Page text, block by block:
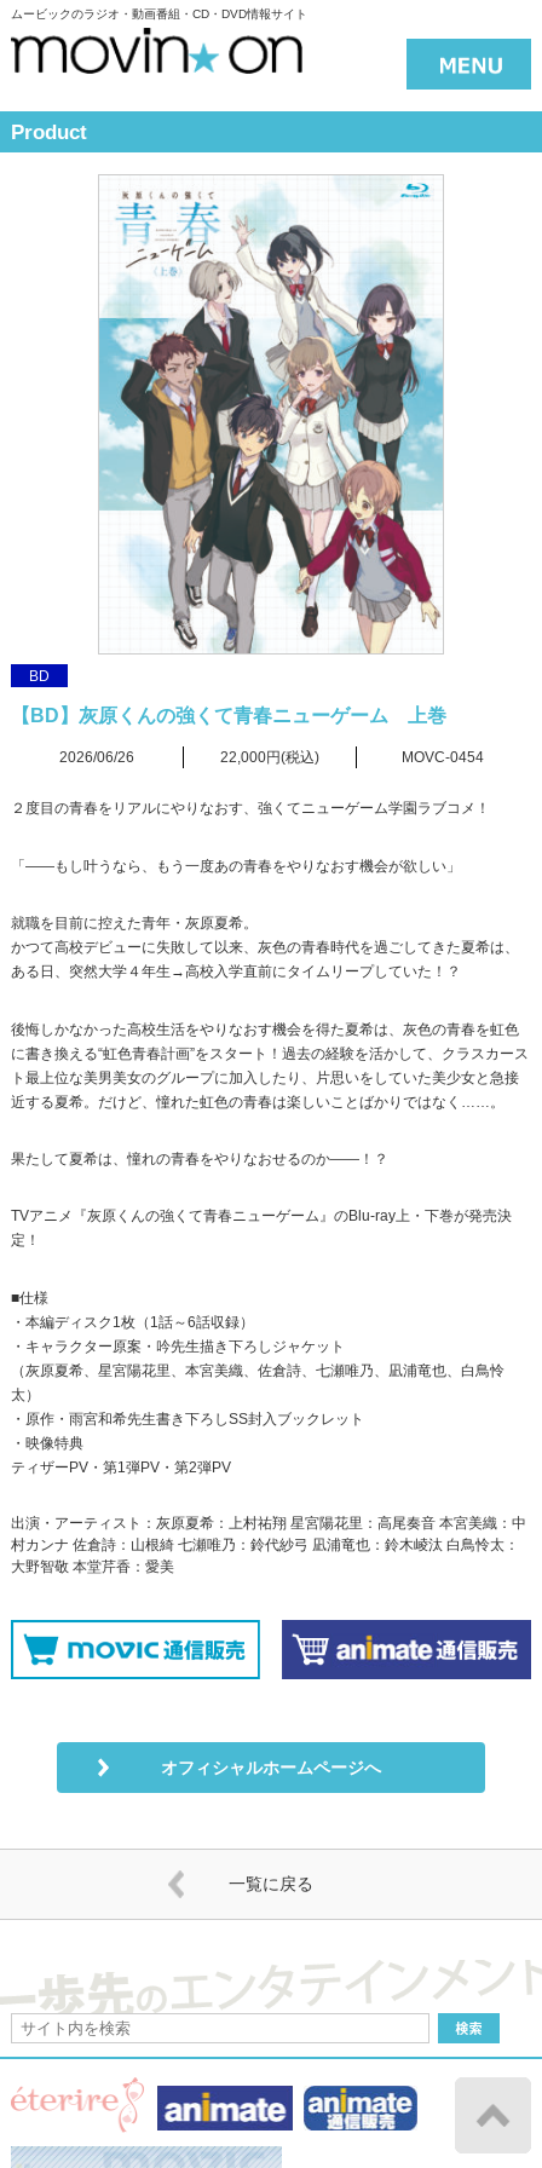
ムービックのラジオ・動画番組・CD・DVD情報サイト
Product
BD
【BD】灰原くんの強くて青春ニューゲーム 上巻
2026/06/26 22,000円(税込) MOVC-0454
２度目の青春をリアルにやりなおす、強くてニューゲーム学園ラブコメ！
「――もし叶うなら、もう一度あの青春をやりなおす機会が欲しい」
就職を目前に控えた青年・灰原夏希。
かつて高校デビューに失敗して以来、灰色の青春時代を過ごしてきた夏希は、
ある日、突然大学４年生→高校入学直前にタイムリープしていた！？
後悔しかなかった高校生活をやりなおす機会を得た夏希は、灰色の青春を虹色
に書き換える“虹色青春計画”をスタート！過去の経験を活かして、クラスカース
ト最上位な美男美女のグループに加入したり、片思いをしていた美少女と急接
近する夏希。だけど、憧れた虹色の青春は楽しいことばかりではなく……。
果たして夏希は、憧れの青春をやりなおせるのか――！？
TVアニメ『灰原くんの強くて青春ニューゲーム』のBlu-ray上・下巻が発売決
定！
■仕様
・本編ディスク1枚（1話～6話収録）
・キャラクター原案・吟先生描き下ろしジャケット
（灰原夏希、星宮陽花里、本宮美織、佐倉詩、七瀬唯乃、凪浦竜也、白鳥怜
太）
・原作・雨宮和希先生書き下ろしSS封入ブックレット
・映像特典
ティザーPV・第1弾PV・第2弾PV
出演・アーティスト：灰原夏希：上村祐翔 星宮陽花里：高尾奏音 本宮美織：中
村カンナ 佐倉詩：山根綺 七瀬唯乃：鈴代紗弓 凪浦竜也：鈴木崚汰 白鳥怜太：
大野智敬 本堂芹香：愛美
オフィシャルホームページへ
一覧に戻る